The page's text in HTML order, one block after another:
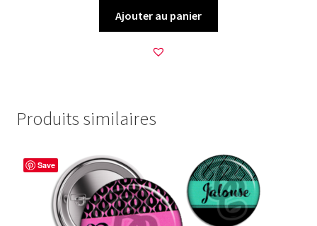
Ajouter au panier
Produits similaires
Save